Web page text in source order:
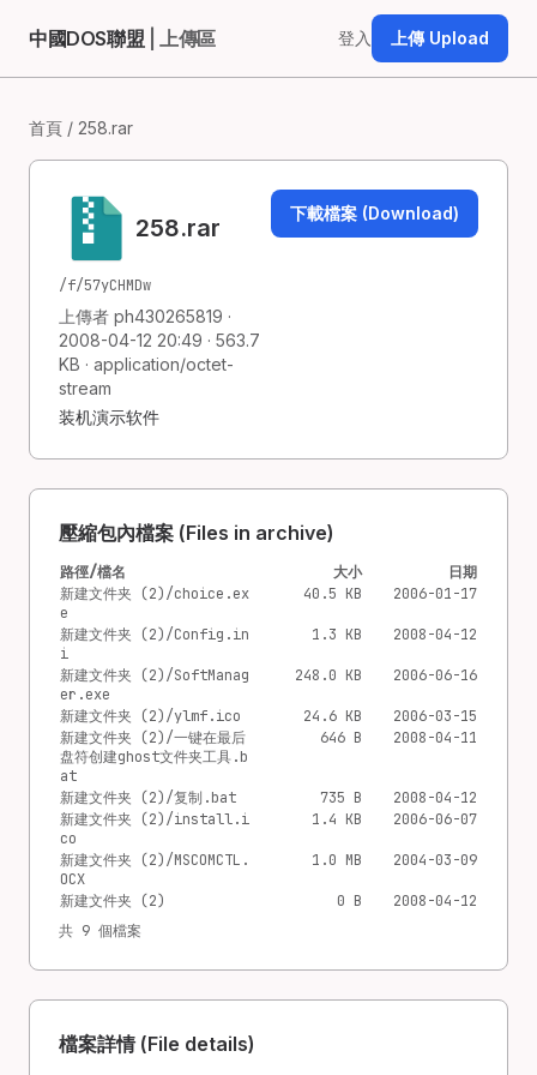
中國DOS聯盟 | 上傳區 登入 上傳 Upload
首頁 / 258.rar
258.rar
/f/57yCHMDw
上傳者 ph430265819 ·
2008-04-12 20:49 · 563.7
KB · application/octet-
stream
装机演示软件
下載檔案 (Download)
壓縮包內檔案 (Files in archive)
路徑/檔名 大小
日期
新建文件夹 (2)/choice.ex
e
40.5 KB 2006-01-17
新建文件夹 (2)/Config.in
i
1.3 KB 2008-04-12
新建文件夹 (2)/SoftManag
er.exe
248.0 KB 2006-06-16
新建文件夹 (2)/ylmf.ico 24.6 KB
2006-03-15
新建文件夹 (2)/一键在最后
盘符创建ghost文件夹工具.b
at
646 B 2008-04-11
新建文件夹 (2)/复制.bat 735 B
2008-04-12
新建文件夹 (2)/install.i
co
1.4 KB 2006-06-07
新建文件夹 (2)/MSCOMCTL.
OCX
1.0 MB 2004-03-09
新建文件夹 (2) 0 B
2008-04-12
共 9 個檔案
檔案詳情 (File details)